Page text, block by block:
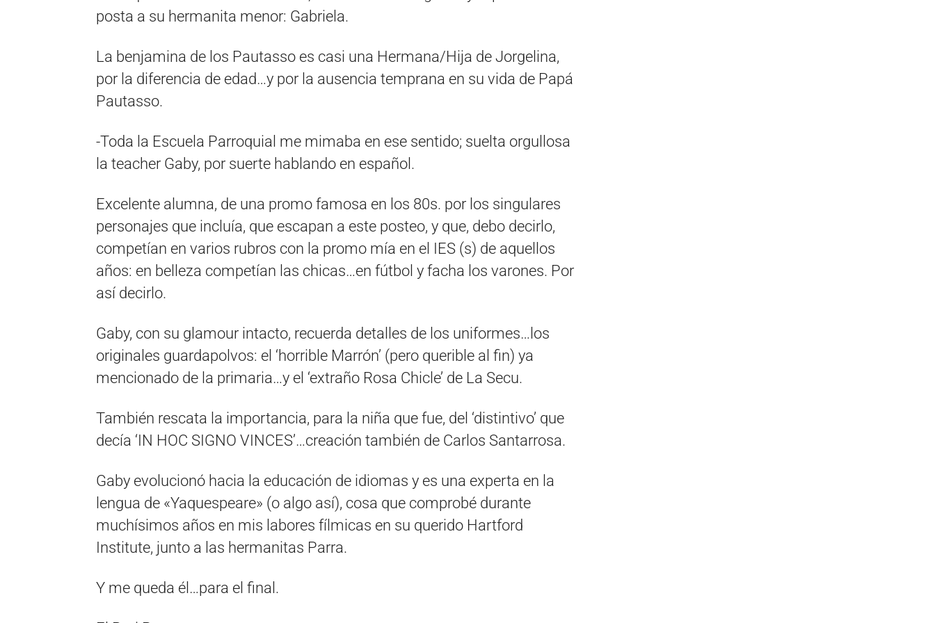
posta a su hermanita menor: Gabriela.
La benjamina de los Pautasso es casi una Hermana/Hija de Jorgelina,
por la diferencia de edad…y por la ausencia temprana en su vida de Papá
Pautasso.
-Toda la Escuela Parroquial me mimaba en ese sentido; suelta orgullosa
la teacher Gaby, por suerte hablando en español.
Excelente alumna, de una promo famosa en los 80s. por los singulares
personajes que incluía, que escapan a este posteo, y que, debo decirlo,
competían en varios rubros con la promo mía en el IES (s) de aquellos
años: en belleza competían las chicas…en fútbol y facha los varones. Por
así decirlo.
Gaby, con su glamour intacto, recuerda detalles de los uniformes…los
originales guardapolvos: el ‘horrible Marrón’ (pero querible al fin) ya
mencionado de la primaria…y el ‘extraño Rosa Chicle’ de La Secu.
También rescata la importancia, para la niña que fue, del ‘distintivo’ que
decía ‘IN HOC SIGNO VINCES’…creación también de Carlos Santarrosa.
Gaby evolucionó hacia la educación de idiomas y es una experta en la
lengua de «Yaquespeare» (o algo así), cosa que comprobé durante
muchísimos años en mis labores fílmicas en su querido Hartford
Institute, junto a las hermanitas Parra.
Y me queda él…para el final.